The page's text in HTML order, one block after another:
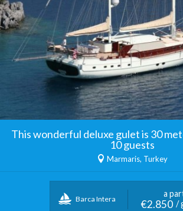
This wonderful deluxe gulet is 30
10 guests
Marmaris, Turkey
Barca Intera
a
€2.850 /